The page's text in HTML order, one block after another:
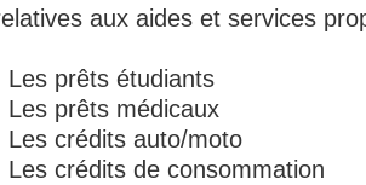
aux aides et services
Les prêts étudiants
Les prêts médicaux
Les crédits auto/moto
Les crédits de consommation